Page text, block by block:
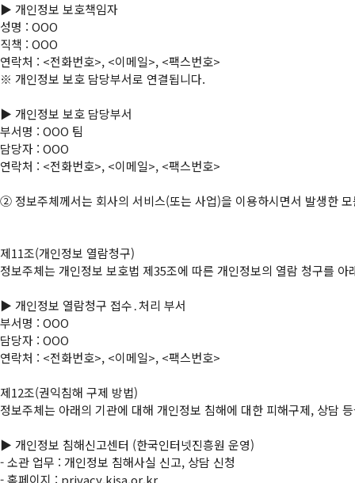
▶ 개인정보 보호책임자
성명 : OOO
직책 : OOO
연락처 : <전화번호>, <이메일>, <팩스번호>
※ 개인정보 보호 담당부서로 연결됩니다.
▶ 개인정보 보호 담당부서
부서명 : OOO 팀
담당자 : OOO
연락처 : <전화번호>, <이메일>, <팩스번호>
② 정보주체께서는 회사의 서비스(또는 사업)을 이용하시면서 발생한
제11조(개인정보 열람청구)
정보주체는 개인정보 보호법 제35조에 따른 개인정보의 열람 청구를
▶ 개인정보 열람청구 접수․처리 부서
부서명 : OOO
담당자 : OOO
연락처 : <전화번호>, <이메일>, <팩스번호>
제12조(권익침해 구제 방법)
정보주체는 아래의 기관에 대해 개인정보 침해에 대한 피해구제, 상담
▶ 개인정보 침해신고센터 (한국인터넷진흥원 운영)
- 소관 업무 : 개인정보 침해사실 신고, 상담 신청
- 홈페이지 : privacy.kisa.or.kr